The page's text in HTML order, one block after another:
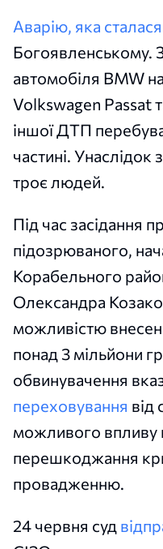
Аварію, яка
Богоявленському.
автомобіля BMW
Volkswagen Passat
іншої ДТП
частині. Унаслідок
троє людей.
Під час засідання
підозрюваного,
Корабельного
Олександра
можливістю
понад 3 мільйони
обвинувачення
переховування від
можливого впливу
перешкоджання
провадженню.
24 червня суд